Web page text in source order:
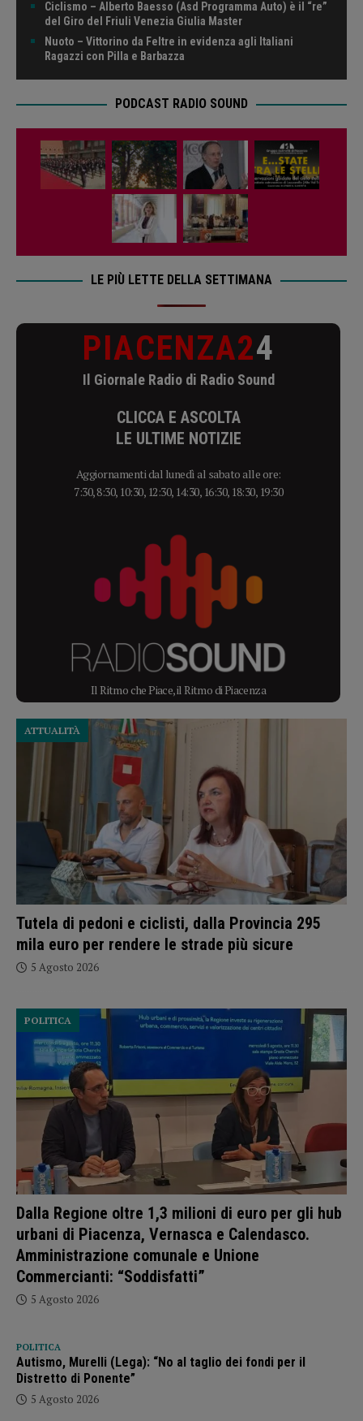
Ciclismo – Alberto Baesso (Asd Programma Auto) è il “re”
del Giro del Friuli Venezia Giulia Master
Nuoto – Vittorino da Feltre in evidenza agli Italiani
Ragazzi con Pilla e Barbazza
PODCAST RADIO SOUND
LE PIÙ LETTE DELLA SETTIMANA
PIACENZA24
Il Giornale Radio di Radio Sound
CLICCA E ASCOLTA
LE ULTIME NOTIZIE
Aggiornamenti dal lunedì al sabato alle ore:
7:30, 8:30, 10:30, 12:30, 14:30, 16:30, 18:30, 19:30
Il Ritmo che Piace, il Ritmo di Piacenza
Tutela di pedoni e ciclisti, dalla Provincia 295
mila euro per rendere le strade più sicure
ATTUALITÀ
5 Agosto 2026
Dalla Regione oltre 1,3 milioni di euro per gli hub
urbani di Piacenza, Vernasca e Calendasco.
Amministrazione comunale e Unione
Commercianti: “Soddisfatti”
POLITICA
5 Agosto 2026
POLITICA
Autismo, Murelli (Lega): “No al taglio dei fondi per il
Distretto di Ponente”
5 Agosto 2026